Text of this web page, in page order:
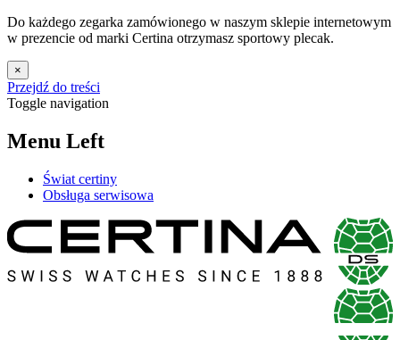
Do każdego zegarka zamówionego w naszym sklepie internetowym
w prezencie od marki Certina otrzymasz sportowy plecak.
×
Przejdź do treści
Toggle navigation
Menu Left
Świat certiny
Obsługa serwisowa